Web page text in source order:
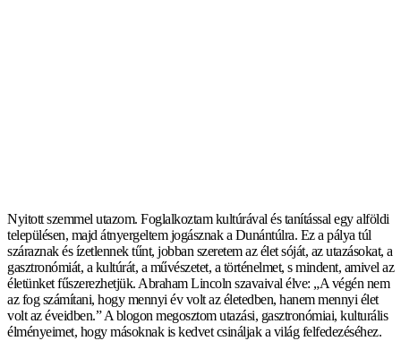
Nyitott szemmel utazom. Foglalkoztam kultúrával és tanítással egy alföldi
településen, majd átnyergeltem jogásznak a Dunántúlra. Ez a pálya túl
száraznak és ízetlennek tűnt, jobban szeretem az élet sóját, az utazásokat, a
gasztronómiát, a kultúrát, a művészetet, a történelmet, s mindent, amivel az
életünket fűszerezhetjük. Abraham Lincoln szavaival élve: „A végén nem
az fog számítani, hogy mennyi év volt az életedben, hanem mennyi élet
volt az éveidben.” A blogon megosztom utazási, gasztronómiai, kulturális
élményeimet, hogy másoknak is kedvet csináljak a világ felfedezéséhez.